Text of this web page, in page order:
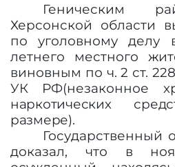
Геническим
Херсонской области
по уголовному делу
летнего местного
виновным по ч. 2 ст.
УК РФ(незаконное
наркотических
размере).
Государственный
доказал, что в